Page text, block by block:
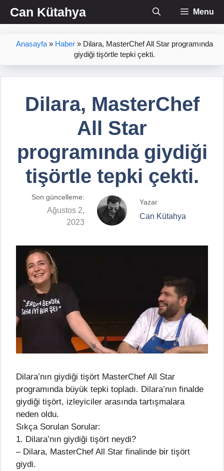
İçeriğe
atlaCan Kütahya Menu
Anasayfa » Haber » Dilara, MasterChef All Star programında
giydiği tişörtle tepki çekti.
Dilara, MasterChef
All Star
programında giydiği
tişörtle tepki çekti.
Son güncelleme:
Ağustos 2,
2023
Yazar
Can Kütahya
Dilara’nın giydiği tişört MasterChef All Star
programında büyük tepki topladı. Dilara’nın finalde
giydiği tişört, izleyiciler arasında tartışmalara
neden oldu.
Sıkça Sorulan Sorular:
1. Dilara’nın giydiği tişört neydi?
– Dilara, MasterChef All Star finalinde bir tişört
giydi.